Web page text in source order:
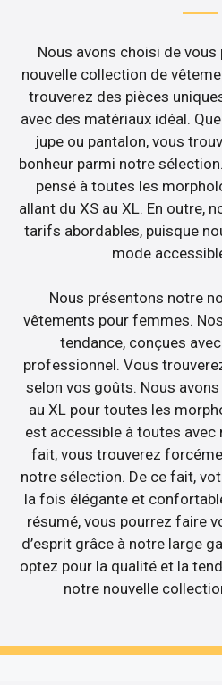
Nous avons choisi de
nouvelle collection de
trouverez des pièces
avec des matériaux idéal.
jupe ou pantalon, vous
bonheur parmi notre
pensé à toutes les
allant du XS au XL. En outre,
tarifs abordables, puisque
mode
Nous présentons notre
vêtements pour femmes.
tendance, conçues
professionnel. Vous
selon vos goûts. Nous
au XL pour toutes les
est accessible à toutes avec
fait, vous trouverez
notre sélection. De ce fait,
la fois élégante et
résumé, vous pourrez faire
d’esprit grâce à notre large
optez pour la qualité et la
notre nouvelle